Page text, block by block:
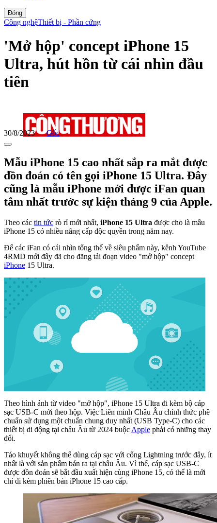
Đóng
Công nghệThiết bị - Phần cứng
'Mở hộp' concept iPhone 15
Ultra, hút hồn từ cái nhìn đầu
tiên
30/8/2023 Gốc
Mẫu iPhone 15 cao nhất sắp ra mắt được
đồn đoán có tên gọi iPhone 15 Ultra. Đây
cũng là mẫu iPhone mới được iFan quan
tâm nhất trước sự kiện tháng 9 của Apple.
Theo các tin tức rò rỉ mới nhất, iPhone 15 Ultra được cho là mẫu
iPhone 15 có nhiều nâng cấp độc quyền trong năm nay.
Để các iFan có cái nhìn tổng thể về siêu phẩm này, kênh YouTube
4RMD mới đây đã cho đăng tải đoạn video "mở hộp" concept
iPhone 15 Ultra.
Theo hình ảnh từ video "mở hộp", iPhone 15 Ultra đi kèm bộ cáp
sạc USB-C mới theo hộp. Việc Liên minh Châu Âu chính thức phê
chuẩn sử dụng một chuẩn chung duy nhất (USB Type-C) cho các
thiết bị di động tại châu Âu từ 2024 buộc Apple phải có những thay
đổi.
Táo khuyết không thể dùng cáp sạc với cổng Lightning trước đây, ít
nhất là với sản phẩm bán ra tại châu Âu. Vì thế, cáp sạc USB-C
được đồn đoán sẽ bắt đầu xuất hiện cùng iPhone 15, có thể là mới
chỉ đi kèm phiên bản iPhone 15 cao cấp.